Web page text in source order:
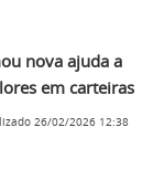
nova ajuda a
em carteiras
26/02/2026 12:38